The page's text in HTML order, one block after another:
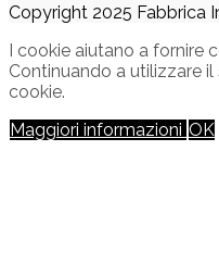
Copyright 2025 Fabbrica
I cookie aiutano a fornire
Continuando a utilizzare
cookie.
Maggiori informazioni OK